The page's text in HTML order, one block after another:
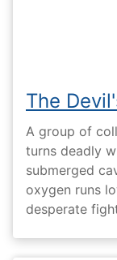
The
A group of
turns deadly
submerged
oxygen runs
desperate